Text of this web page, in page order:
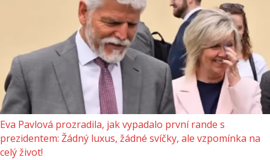
Eva Pavlová prozradila, jak vypadalo první rande s
prezidentem: Žádný luxus, žádné svíčky, ale vzpomínka na
celý život!